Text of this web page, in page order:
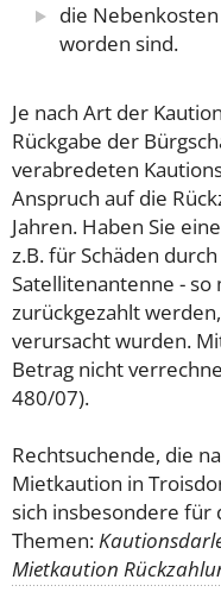
die
worden sind.
Je nach Art der
Rückgabe der
verabredeten
Anspruch auf die
Jahren. Haben Sie
z.B. für Schäden
Satellitenantenne - so
zurückgezahlt
verursacht wurden.
Betrag nicht
480/07).
Rechtsuchende, die
Mietkaution in
sich insbesondere für
Themen:
Mietkaution